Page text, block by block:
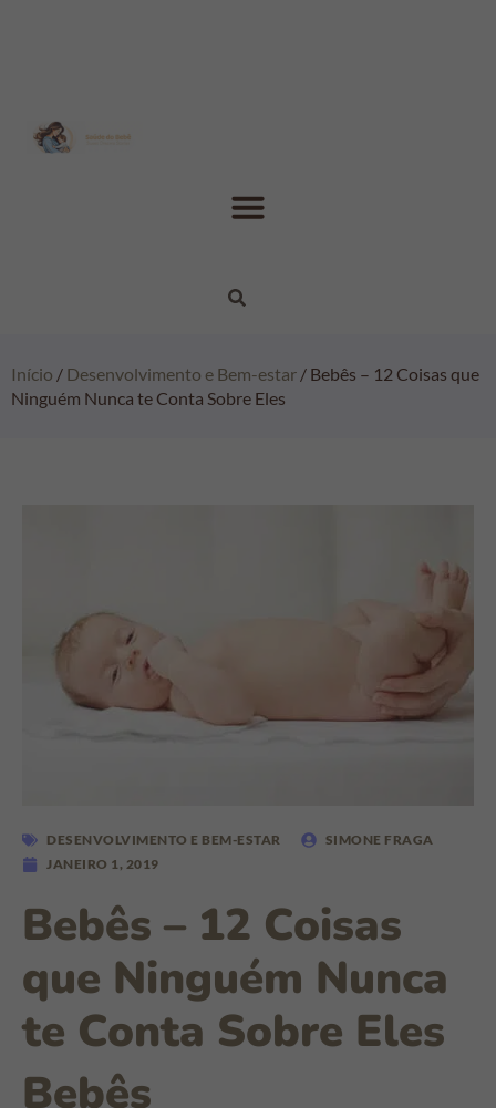
Início / Desenvolvimento e Bem-estar / Bebês – 12 Coisas que
Ninguém Nunca te Conta Sobre Eles
DESENVOLVIMENTO E BEM-ESTAR
SIMONE FRAGA
JANEIRO 1, 2019
Bebês – 12 Coisas
que Ninguém Nunca
te Conta Sobre Eles
Bebês